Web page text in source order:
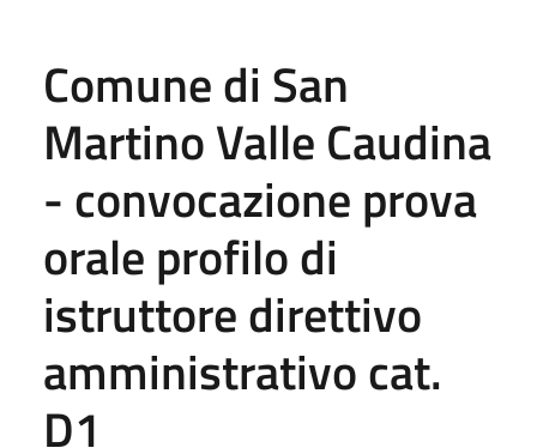
Comune di San
Martino Valle Caudina
- convocazione prova
orale profilo di
istruttore direttivo
amministrativo cat.
D1